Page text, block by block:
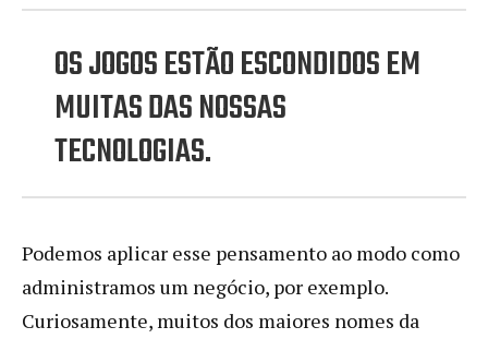
OS JOGOS ESTÃO ESCONDIDOS EM
MUITAS DAS NOSSAS
TECNOLOGIAS.
Podemos aplicar esse pensamento ao modo como
administramos um negócio, por exemplo.
Curiosamente, muitos dos maiores nomes da